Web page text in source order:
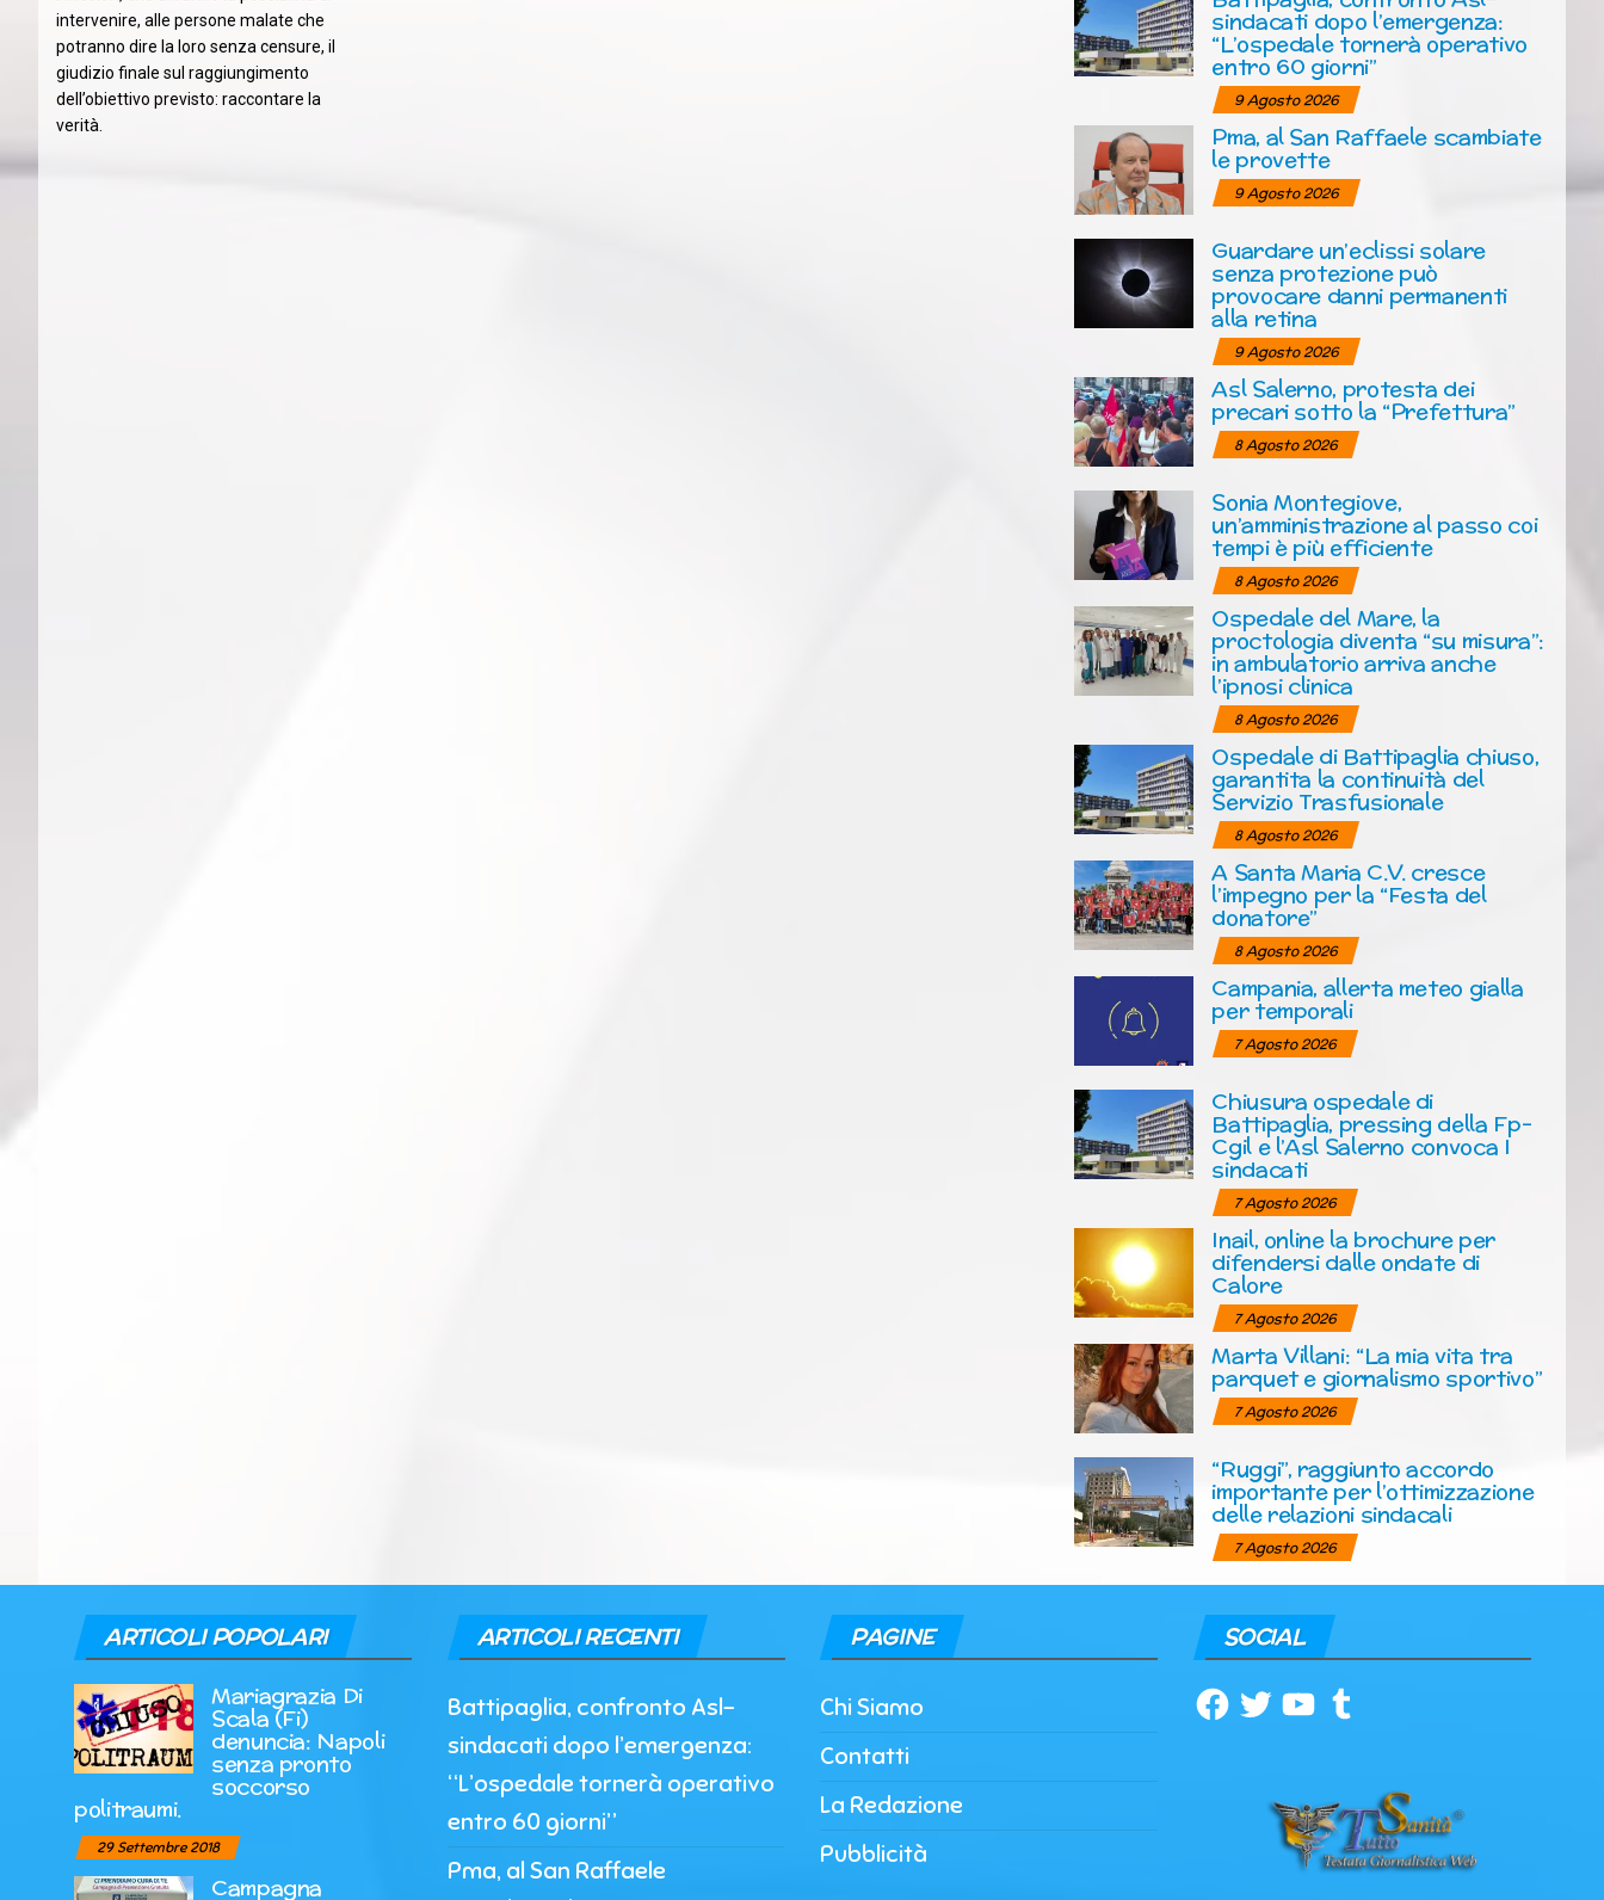
intervenire, alle persone malate che
potranno dire la loro senza censure, il
giudizio finale sul raggiungimento
dell’obiettivo previsto: raccontare la
verità.
sindacati dopo l’emergenza:
“L’ospedale tornerà operativo
entro 60 giorni”
9 Agosto 2026
Pma, al San Raffaele scambiate
le provette
9 Agosto 2026
Guardare un’eclissi solare
senza protezione può
provocare danni permanenti
alla retina
9 Agosto 2026
Asl Salerno, protesta dei
precari sotto la “Prefettura”
8 Agosto 2026
Sonia Montegiove,
un’amministrazione al passo coi
tempi è più efficiente
8 Agosto 2026
Ospedale del Mare, la
proctologia diventa “su misura”:
in ambulatorio arriva anche
l’ipnosi clinica
8 Agosto 2026
Ospedale di Battipaglia chiuso,
garantita la continuità del
Servizio Trasfusionale
8 Agosto 2026
A Santa Maria C.V. cresce
l’impegno per la “Festa del
donatore”
8 Agosto 2026
Campania, allerta meteo gialla
per temporali
7 Agosto 2026
Chiusura ospedale di
Battipaglia, pressing della Fp-
Cgil e l’Asl Salerno convoca I
sindacati
7 Agosto 2026
Inail, online la brochure per
difendersi dalle ondate di
Calore
7 Agosto 2026
Marta Villani: “La mia vita tra
parquet e giornalismo sportivo”
7 Agosto 2026
“Ruggi”, raggiunto accordo
importante per l’ottimizzazione
delle relazioni sindacali
7 Agosto 2026
ARTICOLI POPOLARI
Mariagrazia Di
Scala (Fi)
denuncia: Napoli
senza pronto
soccorso
politraumi.
29 Settembre 2018
Campagna
ARTICOLI RECENTI
Battipaglia, confronto Asl-
sindacati dopo l’emergenza:
“L’ospedale tornerà operativo
entro 60 giorni”
Pma, al San Raffaele
PAGINE
Chi Siamo
Contatti
La Redazione
Pubblicità
SOCIAL
Facebook
TwitterYouTubeTumblr